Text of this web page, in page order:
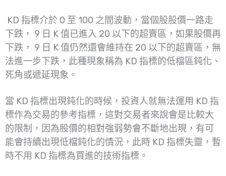
KD 指標介於 0 至 100 之間波動，當個股股價一路走
下跌， 9 日 K 值已進入 20 以下的超賣區，如果股價再
下跌， 9 日 K 值仍然還會維持在 20 以下的超賣區，無
法進一步下跌，此種現象稱為 KD 指標的低檔區鈍化、
死角或遞延現象。
當 KD 指標出現鈍化的時候，投資人就無法運用 KD 指
標作為交易的參考指標，這對交易者來說會是比較大
的限制，因為股價的相對強弱勢會不斷地出現，有可
能會持續出現低檔鈍化的情況，此時 KD 指標失靈，暫
時不用 KD 指標為買進的技術指標。